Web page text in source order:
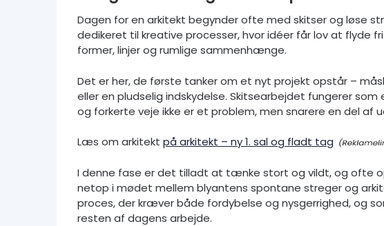
Dagen for en arkitekt begynder ofte med skitser og løse
dedikeret til kreative processer, hvor idéer får lov at flyde
former, linjer og rumlige sammenhænge.
Det er her, de første tanker om et nyt projekt opstår –
eller en pludselig indskydelse. Skitsearbejdet fungerer som
og forkerte veje ikke er et problem, men snarere en del af
Læs om arkitekt på arkitekt – ny 1. sal og fladt tag
I denne fase er det tilladt at tænke stort og vildt, og ofte
netop i mødet mellem blyantens spontane streger og
proces, der kræver både fordybelse og nysgerrighed, og
resten af dagens arbejde.